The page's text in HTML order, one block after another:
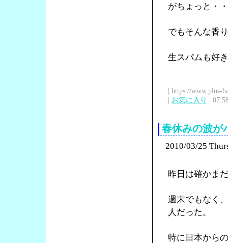
がちょっと・
でもそんな香
生スパムも好
| https://www.plus-
| お気に入り |
春休みの波が
2010/03/25
昨日は確かま
週末でもなく
人だった。
特に日本から